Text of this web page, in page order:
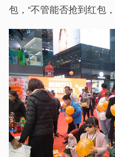
包，“不管能否抢到红包